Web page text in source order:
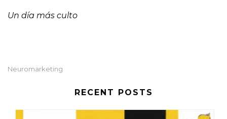
Un día más culto
Neuromarketing
RECENT POSTS